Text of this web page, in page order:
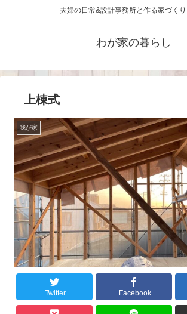
夫婦の日常&設計事務所と作る家づく
わが家の暮らし
上棟式
我が家
Twitter Facebook